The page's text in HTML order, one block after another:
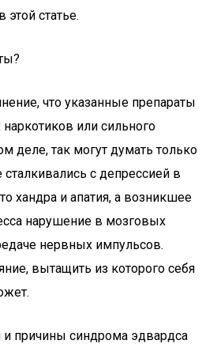
статье.
что указанные препараты
наркотиков или сильного
деле, так могут думать только
с депрессией в
хандра и апатия, а возникшее
нарушение в мозговых
нервных импульсов.
вытащить из которого себя
причины синдрома эдвардса